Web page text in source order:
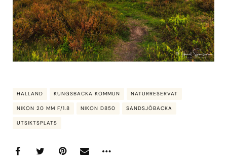
HALLAND KUNGSBACKA KOMMUN NATURRESERVAT
NIKON 20 MM F/1.8 NIKON D850 SANDSJÖBACKA
UTSIKTSPLATS